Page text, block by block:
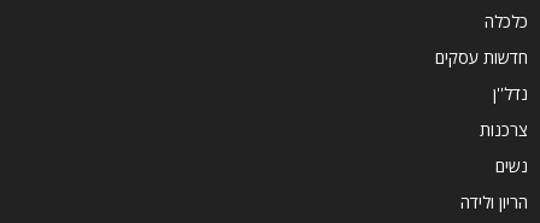
כלכלה
חדשות עסקים
נדל''ן
צרכנות
נשים
הריון ולידה